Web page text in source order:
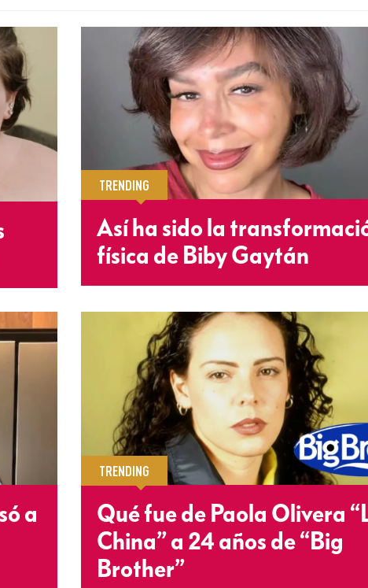
TRENDING
Así ha sido la
física de Biby Gaytán
a
TRENDING
Qué fue de Paola Olivera
China” a 24 años de “Big
Brother”